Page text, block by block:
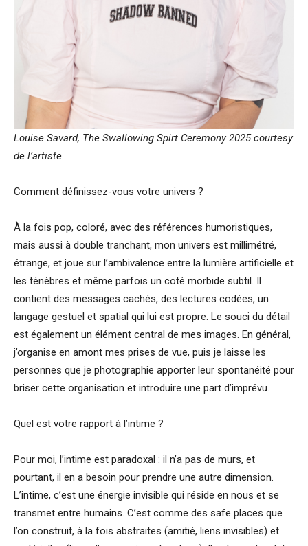
Louise Savard, The Swallowing Spirt Ceremony 2025 courtesy
de l’artiste
Comment définissez-vous votre univers ?
À la fois pop, coloré, avec des références humoristiques,
mais aussi à double tranchant, mon univers est millimétré,
étrange, et joue sur l’ambivalence entre la lumière artificielle et
les ténèbres et même parfois un coté morbide subtil. Il
contient des messages cachés, des lectures codées, un
langage gestuel et spatial qui lui est propre. Le souci du détail
est également un élément central de mes images. En général,
j’organise en amont mes prises de vue, puis je laisse les
personnes que je photographie apporter leur spontanéité pour
briser cette organisation et introduire une part d’imprévu.
Quel est votre rapport à l’intime ?
Pour moi, l’intime est paradoxal : il n’a pas de murs, et
pourtant, il en a besoin pour prendre une autre dimension.
L’intime, c’est une énergie invisible qui réside en nous et se
transmet entre humains. C’est comme des safe places que
l’on construit, à la fois abstraites (amitié, liens invisibles) et